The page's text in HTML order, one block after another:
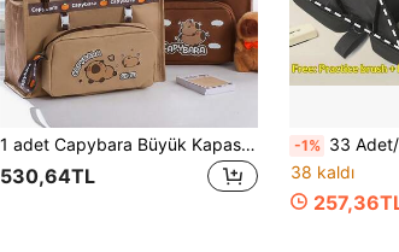
1 adet Capybara Büyük Kapasiteli Öğrenci Günlük Kırtasiye Saklama Çantası, Kalem, Defter, Kağıt ve Diğer Masaüstü Kırtasiye Malzemelerini Saklamak İçin Kullanılabilir, Taşınabilir Saklama Çantası, Çok Fonksiyonlu Yaz Tatili El Çantası, Okula Dönüş Çantası, Okula Dönüş, Okul Malzemeleri, Kalem Kutusu, Kalem Kesesi, Okul Çantası
530,64TL
-1% 33 Adet/226 Adet/7 Adet Minimalist Volcano 180° Tam Açılır Şeffaf Kalem Kutusu, Büyük Kapasiteli
38 kaldı